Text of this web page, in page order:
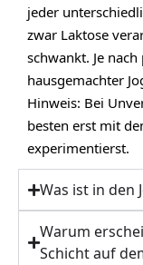
jeder
zwar Laktose
schwankt. Je
hausgemachter
Hinweis: Bei
besten erst mit
experimentierst.
Was ist in den
Warum
Schicht auf